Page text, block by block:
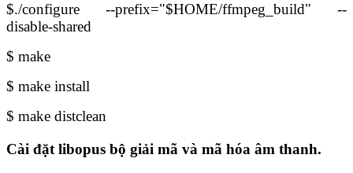
$./configure --prefix="$HOME/ffmpeg_build" --
disable-shared
$ make
$ make install
$ make distclean
Cài đặt libopus bộ giải mã và mã hóa âm thanh.